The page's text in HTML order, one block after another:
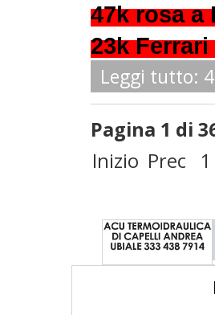
47k rosa a
23k Ferrari
Leggi tutto:
Pagina 1 di
Inizio Prec 1